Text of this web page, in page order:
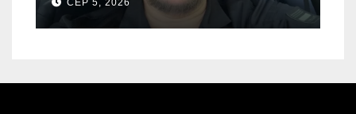
готуватися до гіршого